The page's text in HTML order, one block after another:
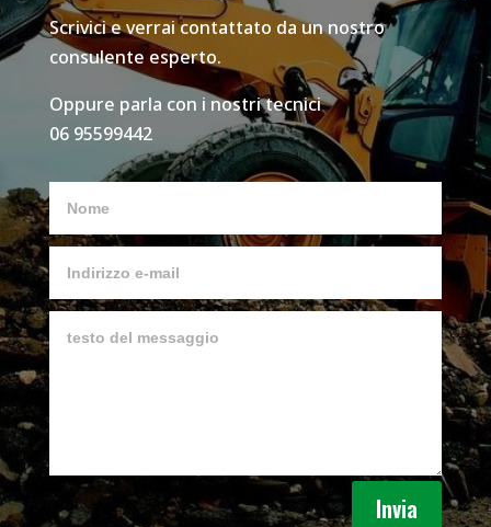
Scrivici e verrai contattato da un nostro
consulente esperto.
Oppure parla con i nostri tecnici
06 95599442
Invia